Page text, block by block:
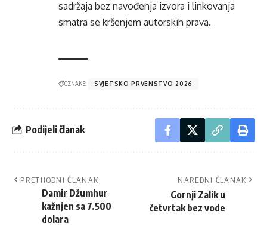
sadržaja bez navođenja izvora i linkovanja
smatra se kršenjem autorskih prava.
OZNAKE: SVJETSKO PRVENSTVO 2026
Podijeli članak
PRETHODNI ČLANAK
Damir Džumhur
kažnjen sa 7.500
dolara
NAREDNI ČLANAK
Gornji Zalik u
četvrtak bez vode